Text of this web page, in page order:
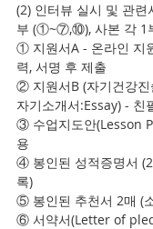
(2) 인터뷰 실시 및 관련
부 (①~⑦,⑩), 사본 각
① 지원서A - 온라인 지
력, 서명 후 제출
② 지원서B (자기건강
자기소개서:Essay) - 친
③ 수업지도안(Lesson
용
④ 봉인된 성적증명서
록)
⑤ 봉인된 추천서 2매 (
⑥ 서약서(Letter of